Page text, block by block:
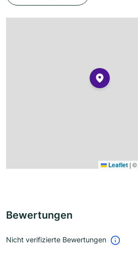
Leaflet | ©
Bewertungen
Nicht verifizierte Bewertungen